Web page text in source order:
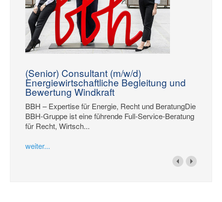
(Senior) Consultant (m/w/d)
Energiewirtschaftliche Begleitung und
Bewertung Windkraft
BBH – Expertise für Energie, Recht und BeratungDie
BBH-Gruppe ist eine führende Full-Service-Beratung
für Recht, Wirtsch...
weiter...